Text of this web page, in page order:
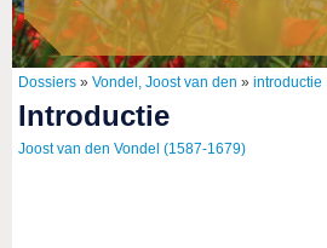
Dossiers » Vondel, Joost van den » introductie
introductie
Joost van den Vondel (1587-1679)